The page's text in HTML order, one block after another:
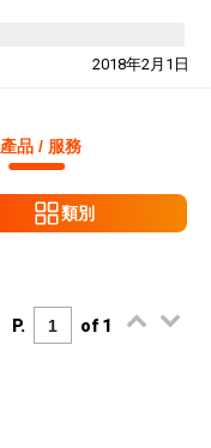
2018年2月1日
產品 / 服務
類別
P. of 1